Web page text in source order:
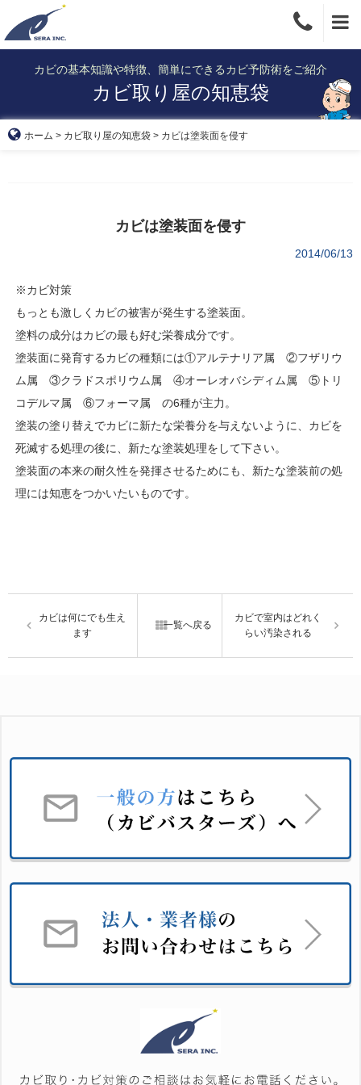
content
カビの基本知識や特徴、簡単にできるカビ予防術をご紹介
カビ取り屋の知恵袋
ホーム > カビ取り屋の知恵袋 > カビは塗装面を侵す
カビは塗装面を侵す
2014/06/13
※カビ対策
もっとも激しくカビの被害が発生する塗装面。
塗料の成分はカビの最も好む栄養成分です。
塗装面に発育するカビの種類には①アルテナリア属 ②フザリウ
ム属 ③クラドスポリウム属 ④オーレオバシディム属 ⑤トリ
コデルマ属 ⑥フォーマ属 の6種が主力。
塗装の塗り替えでカビに新たな栄養分を与えないように、カビを
死滅する処理の後に、新たな塗装処理をして下さい。
塗装面の本来の耐久性を発揮させるためにも、新たな塗装前の処
理には知恵をつかいたいものです。
カビは何にでも生え
ます
一覧へ戻る
カビで室内はどれく
らい汚染される